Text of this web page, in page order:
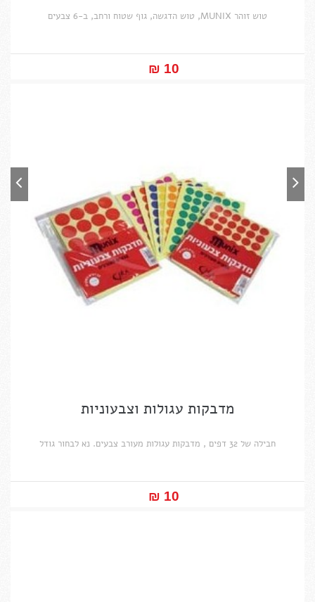
טוש זוהר MUNIX, טוש הדגשה, גוף שטוח ורחב, ב-6 צבעים
10 ₪‎
מדבקות עגולות וצבעוניות
חבילה של 32 דפים , מדבקות עגולות מעורב צבעים. נא לבחור גודל
10 ₪‎